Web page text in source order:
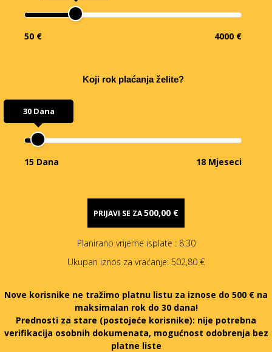
50 € 4000 €
Koji rok plaćanja želite?
30 Dana
15 Dana 18 Mjeseci
PRIJAVI SE ZA500,00 €
Planirano vrijeme isplate : 8:30
Ukupan iznos za vraćanje: 502,80 €
Nove korisnike ne tražimo platnu listu za iznose do 500 € na
maksimalan rok do 30 dana!
Prednosti za stare (postojeće korisnike): nije potrebna
verifikacija osobnih dokumenata, mogućnost odobrenja bez
platne liste